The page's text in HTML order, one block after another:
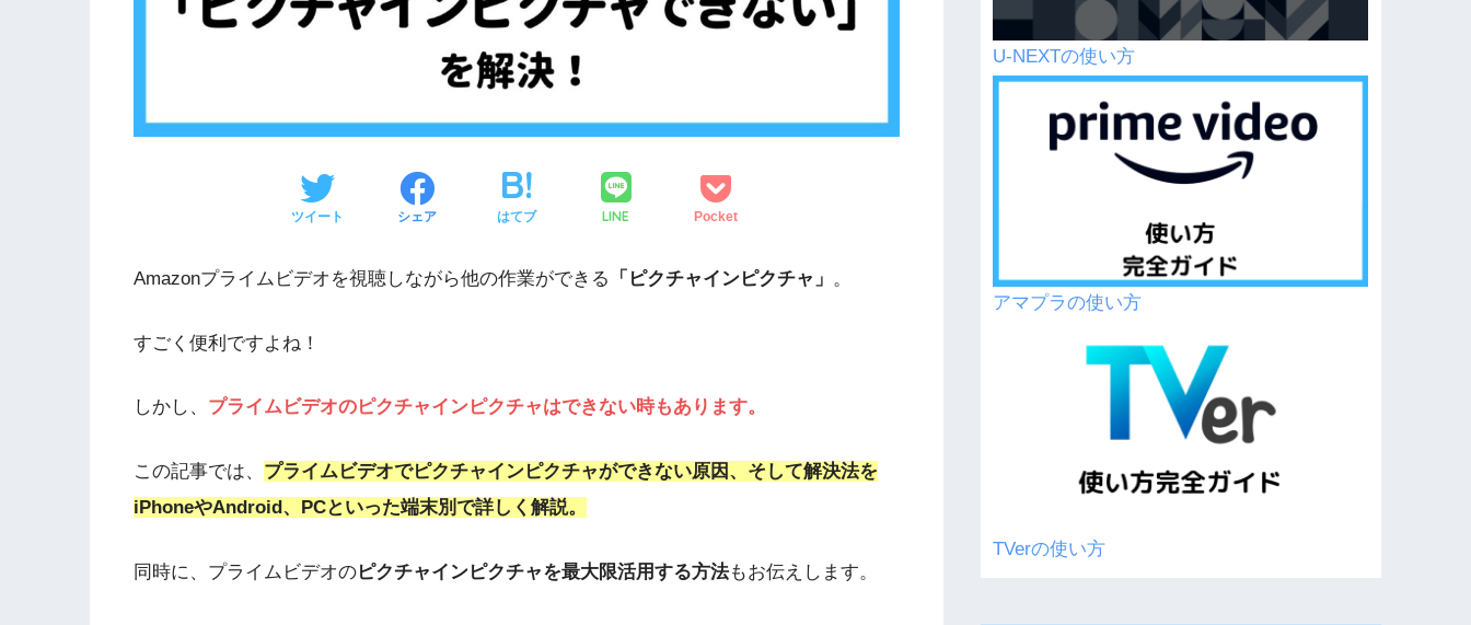
ツイート シェア はてブ LINE Pocket
Amazonプライムビデオを視聴しながら他の作業ができる 「ピクチャインピクチャ」 。
すごく便利ですよね！
しかし、 プライムビデオのピクチャインピクチャはできない時もあります。
この記事では、 プライムビデオでピクチャインピクチャができない原因、そして解決法を
iPhoneやAndroid、PCといった端末別で詳しく解説。
同時に、プライムビデオのピクチャインピクチャを最大限活用する方法もお伝えします。
U-NEXTの使い方
アマプラの使い方
TVerの使い方